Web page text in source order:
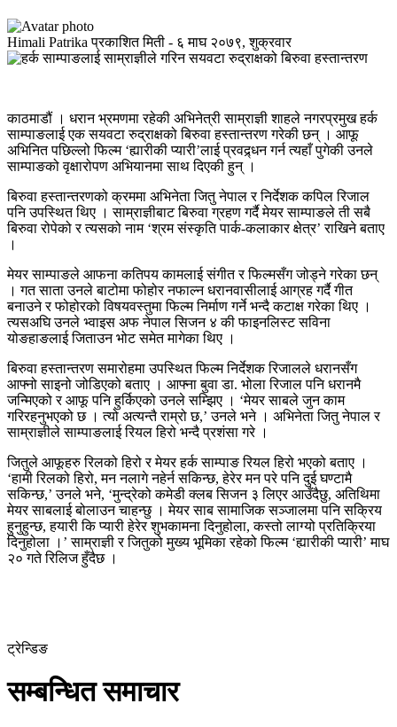
Himali Patrika प्रकाशित मिती - ६ माघ २०७९, शुक्रवार
काठमाडौं । धरान भ्रमणमा रहेकी अभिनेत्री साम्राज्ञी शाहले नगरप्रमुख हर्क
साम्पाङलाई एक सयवटा रुद्राक्षको बिरुवा हस्तान्तरण गरेकी छन् । आफू
अभिनित पछिल्लो फिल्म ‘ह्यारीकी प्यारी’लाई प्रवद्र्धन गर्न त्यहाँ पुगेकी उनले
साम्पाङको वृक्षारोपण अभियानमा साथ दिएकी हुन् ।
बिरुवा हस्तान्तरणको क्रममा अभिनेता जितु नेपाल र निर्देशक कपिल रिजाल
पनि उपस्थित थिए । साम्राज्ञीबाट बिरुवा ग्रहण गर्दै मेयर साम्पाङले ती सबै
बिरुवा रोपेको र त्यसको नाम ‘श्रम संस्कृति पार्क-कलाकार क्षेत्र’ राखिने बताए
।
मेयर साम्पाङले आफना कतिपय कामलाई संगीत र फिल्मसँग जोड्ने गरेका छन्
। गत साता उनले बाटोमा फोहोर नफाल्न धरानवासीलाई आग्रह गर्दै गीत
बनाउने र फोहोरको विषयवस्तुमा फिल्म निर्माण गर्ने भन्दै कटाक्ष गरेका थिए ।
त्यसअघि उनले भ्वाइस अफ नेपाल सिजन ४ की फाइनलिस्ट सविना
योङहाङलाई जिताउन भोट समेत मागेका थिए ।
बिरुवा हस्तान्तरण समारोहमा उपस्थित फिल्म निर्देशक रिजालले धरानसँग
आफ्नो साइनो जोडिएको बताए । आफ्ना बुवा डा. भोला रिजाल पनि धरानमै
जन्मिएको र आफू पनि हुर्किएको उनले सम्झिए । ‘मेयर साबले जुन काम
गरिरहनुभएको छ । त्यो अत्यन्तै राम्रो छ,’ उनले भने । अभिनेता जितु नेपाल र
साम्राज्ञीले साम्पाङलाई रियल हिरो भन्दै प्रशंसा गरे ।
जितुले आफूहरु रिलको हिरो र मेयर हर्क साम्पाङ रियल हिरो भएको बताए ।
‘हामी रिलको हिरो, मन नलागे नहेर्न सकिन्छ, हेरेर मन परे पनि दुई घण्टामै
सकिन्छ,’ उनले भने, ‘मुन्द्रेको कमेडी क्लब सिजन ३ लिएर आउँदैछु, अतिथिमा
मेयर साबलाई बोलाउन चाहन्छु । मेयर साब सामाजिक सञ्जालमा पनि सक्रिय
हुनुहुन्छ, हयारी कि प्यारी हेरेर शुभकामना दिनुहोला, कस्तो लाग्यो प्रतिक्रिया
दिनुहोला ।’ साम्राज्ञी र जितुको मुख्य भूमिका रहेको फिल्म ‘ह्यारीकी प्यारी’ माघ
२० गते रिलिज हुँदैछ ।
ट्रेन्डिङ
सम्बन्धित समाचार